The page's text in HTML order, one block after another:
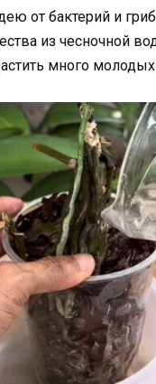
от бактерий и
из чесночной
много